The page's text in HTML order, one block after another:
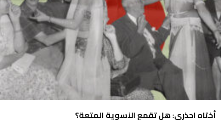
أختاه احذري: هل تقمع النسوية المتعة؟